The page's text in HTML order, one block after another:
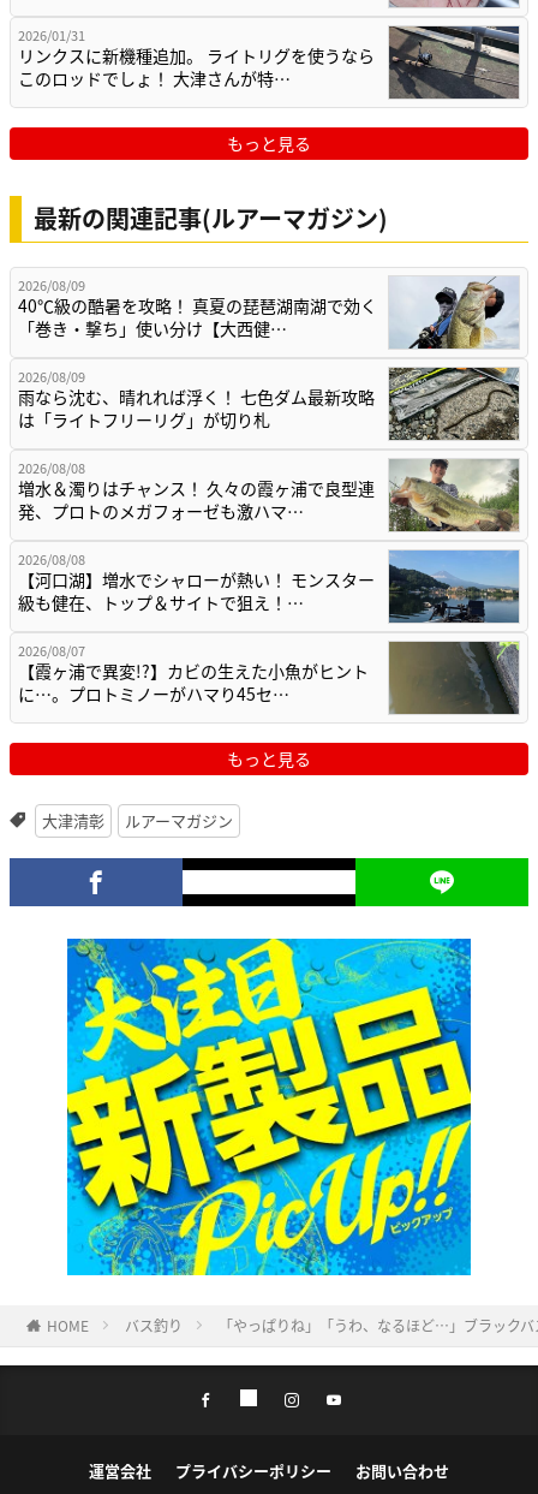
2026/01/31
リンクスに新機種追加。 ライトリグを使うなら
このロッドでしょ！ 大津さんが特…
もっと見る
最新の関連記事(ルアーマガジン)
2026/08/09
40℃級の酷暑を攻略！ 真夏の琵琶湖南湖で効く
「巻き・撃ち」使い分け【大西健…
2026/08/09
雨なら沈む、晴れれば浮く！ 七色ダム最新攻略
は「ライトフリーリグ」が切り札
2026/08/08
増水＆濁りはチャンス！ 久々の霞ヶ浦で良型連
発、プロトのメガフォーゼも激ハマ…
2026/08/08
【河口湖】増水でシャローが熱い！ モンスター
級も健在、トップ＆サイトで狙え！…
2026/08/07
【霞ヶ浦で異変!?】カビの生えた小魚がヒント
に…。プロトミノーがハマり45セ…
もっと見る
大津清彰 ルアーマガジン
HOME バス釣り 「やっぱりね」「うわ、なるほど…」ブラック
運営会社 プライバシーポリシー お問い合わせ